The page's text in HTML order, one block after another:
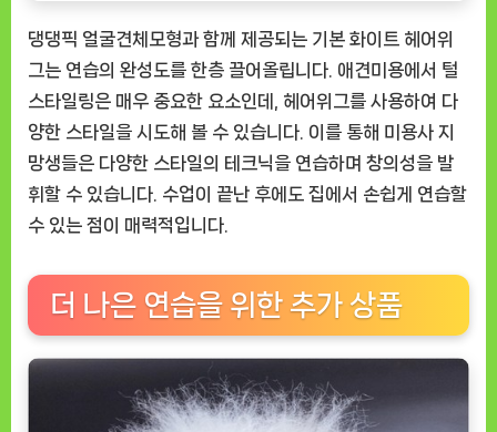
댕댕픽 얼굴견체모형과 함께 제공되는 기본 화이트 헤어위
그는 연습의 완성도를 한층 끌어올립니다. 애견미용에서 털
스타일링은 매우 중요한 요소인데, 헤어위그를 사용하여 다
양한 스타일을 시도해 볼 수 있습니다. 이를 통해 미용사 지
망생들은 다양한 스타일의 테크닉을 연습하며 창의성을 발
휘할 수 있습니다. 수업이 끝난 후에도 집에서 손쉽게 연습할
수 있는 점이 매력적입니다.
더 나은 연습을 위한 추가 상품